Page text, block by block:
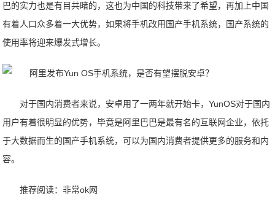
巴的实力也是有目共睹的，这也为中国的科技带来了希望，再加上中国
有着人口众多着一大优势，如果将手机改用国产手机系统，国产系统的
使用率将迎来爆发式增长。
对于国内消费者来说，安卓用了一两年就开始卡，YunOS对于国内
用户有着很明显的优势，毕竟是阿里巴巴是最有名的互联网企业，依托
于大数据而生的国产手机系统，可以为国内消费者提供更多的服务和内
容。
推荐阅读：非常ok网